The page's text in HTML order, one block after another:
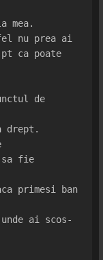
mea.
nu prea ai
ca poate
de
drept.
sa fie
primesi ban
ai scos-